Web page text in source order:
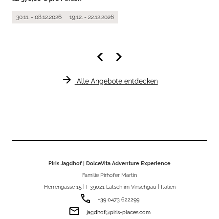
30.11. - 08.12.2026 19.12. - 22.12.2026
keyboard_arrow_left keyboard_arrow_right
arrow_forward Alle Angebote entdecken
Piris Jagdhof | DolceVita Adventure Experience
Familie Pirhofer Martin
Herrengasse 15 | I-39021 Latsch im Vinschgau | Italien
phone +39 0473 622299
email jagdhof@piris-places.com